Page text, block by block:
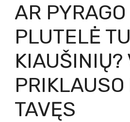
AR PYRAGO
PLUTELĖ
KIAUŠINIŲ?
PRIKLAUSO
TAVĘS